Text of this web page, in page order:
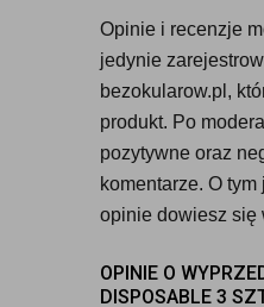
Opinie i recenzje
jedynie
bezokularow.pl,
produkt. Po
pozytywne oraz
komentarze. O
opinie dowiesz się
OPINIE O
DISPOSABLE 3